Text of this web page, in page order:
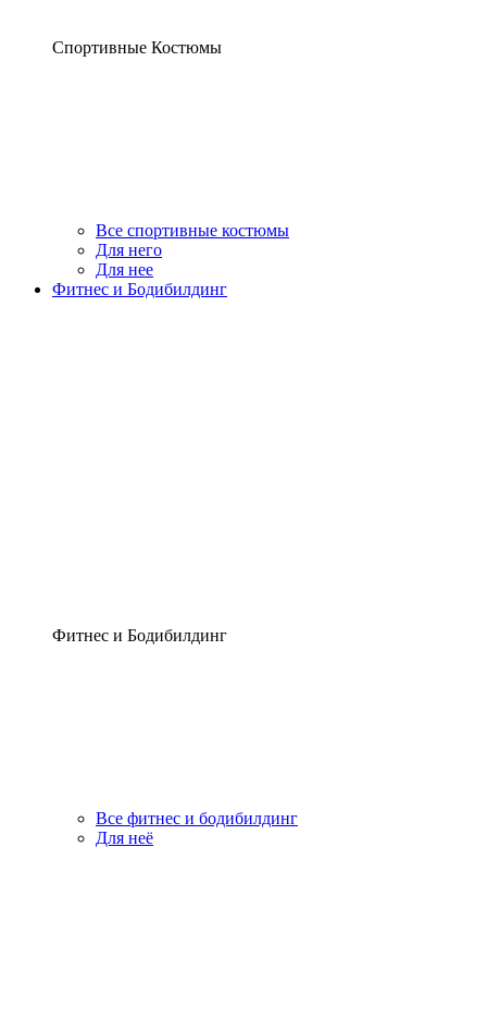
Спортивные Костюмы
Все спортивные костюмы
Для него
Для нее
Фитнес и Бодибилдинг
Фитнес и Бодибилдинг
Все фитнес и бодибилдинг
Для неё